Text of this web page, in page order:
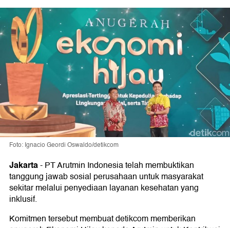
Foto: Ignacio Geordi Oswaldo/detikcom
Jakarta-PT Arutmin Indonesia telah membuktikan
tanggung jawab sosial perusahaan untuk masyarakat
sekitar melalui penyediaan layanan kesehatan yang
inklusif.
Komitmen tersebut membuat detikcom memberikan